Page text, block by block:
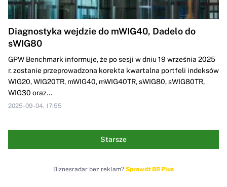
Diagnostyka wejdzie do mWIG40, Dadelo do
sWIG80
GPW Benchmark informuje, że po sesji w dniu 19 września 2025
r. zostanie przeprowadzona korekta kwartalna portfeli indeksów
WIG20, WIG20TR, mWIG40, mWIG40TR, sWIG80, sWIG80TR,
WIG30 oraz...
2025-09-04, 17:55
Starsze
Biznesradar bez reklam? Sprawdź BR Plus